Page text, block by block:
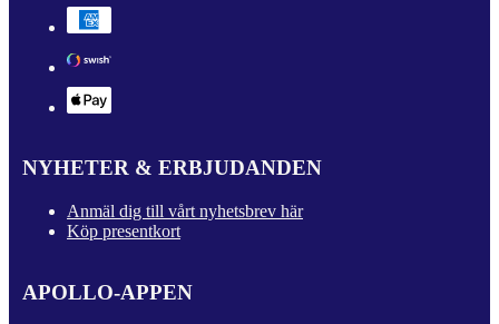
NYHETER & ERBJUDANDEN
Anmäl dig till vårt nyhetsbrev här
Köp presentkort
APOLLO-APPEN